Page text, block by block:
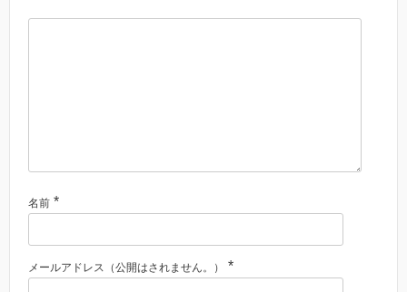
名前 *
メールアドレス（公開はされません。） *